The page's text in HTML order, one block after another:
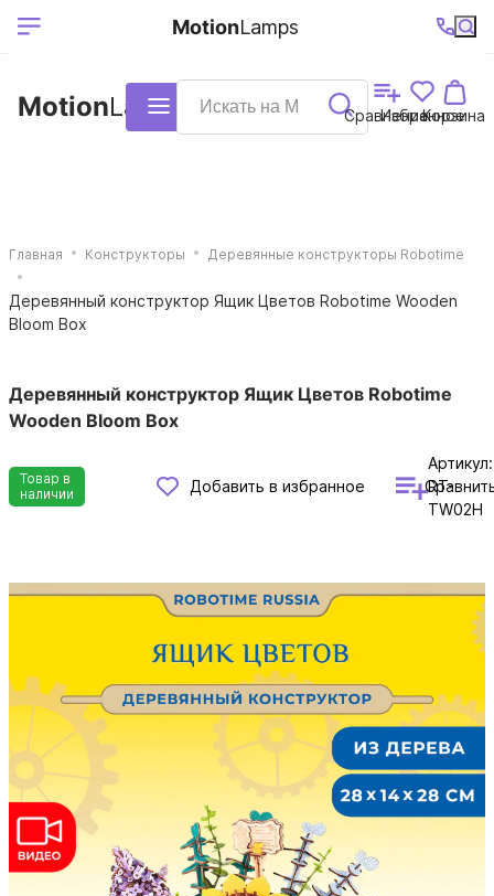
Ваш регион
Выберите ваш
+7 (495)740-
38-68
График
работы
MotionLamps Каталог Сравнение
Избранное
Корзина
MotionLamps
Главная Конструкторы Деревянные конструкторы Robotime
Деревянный конструктор Ящик Цветов Robotime Wooden
Bloom Box
Деревянный конструктор Ящик Цветов Robotime
Wooden Bloom Box
Товар в
наличии
Добавить в избранное
Артикул:
RT-
TW02H